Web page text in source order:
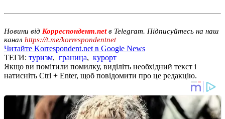
Новини від Корреспондент.netв Telegram. Підписуйтесь на наш
канал https://t.me/korrespondentnet
Читайте Korrespondent.net в Google News
ТЕГИ: туризм, граница, курорт
Якщо ви помітили помилку, виділіть необхідний текст і
натисніть Ctrl + Enter, щоб повідомити про це редакцію.